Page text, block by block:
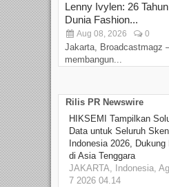
Lenny Ivylen: 26
Dunia Fashion...
Aug 08, 2026 0
Jakarta, Broadcastmagz
membangun...
Rilis PR Newswire
HIKSEMI Tampilkan
Data untuk Seluruh
Indonesia 2026, Dukung
di Asia Tenggara
JAKARTA, Indonesia,
7 2026 04.14